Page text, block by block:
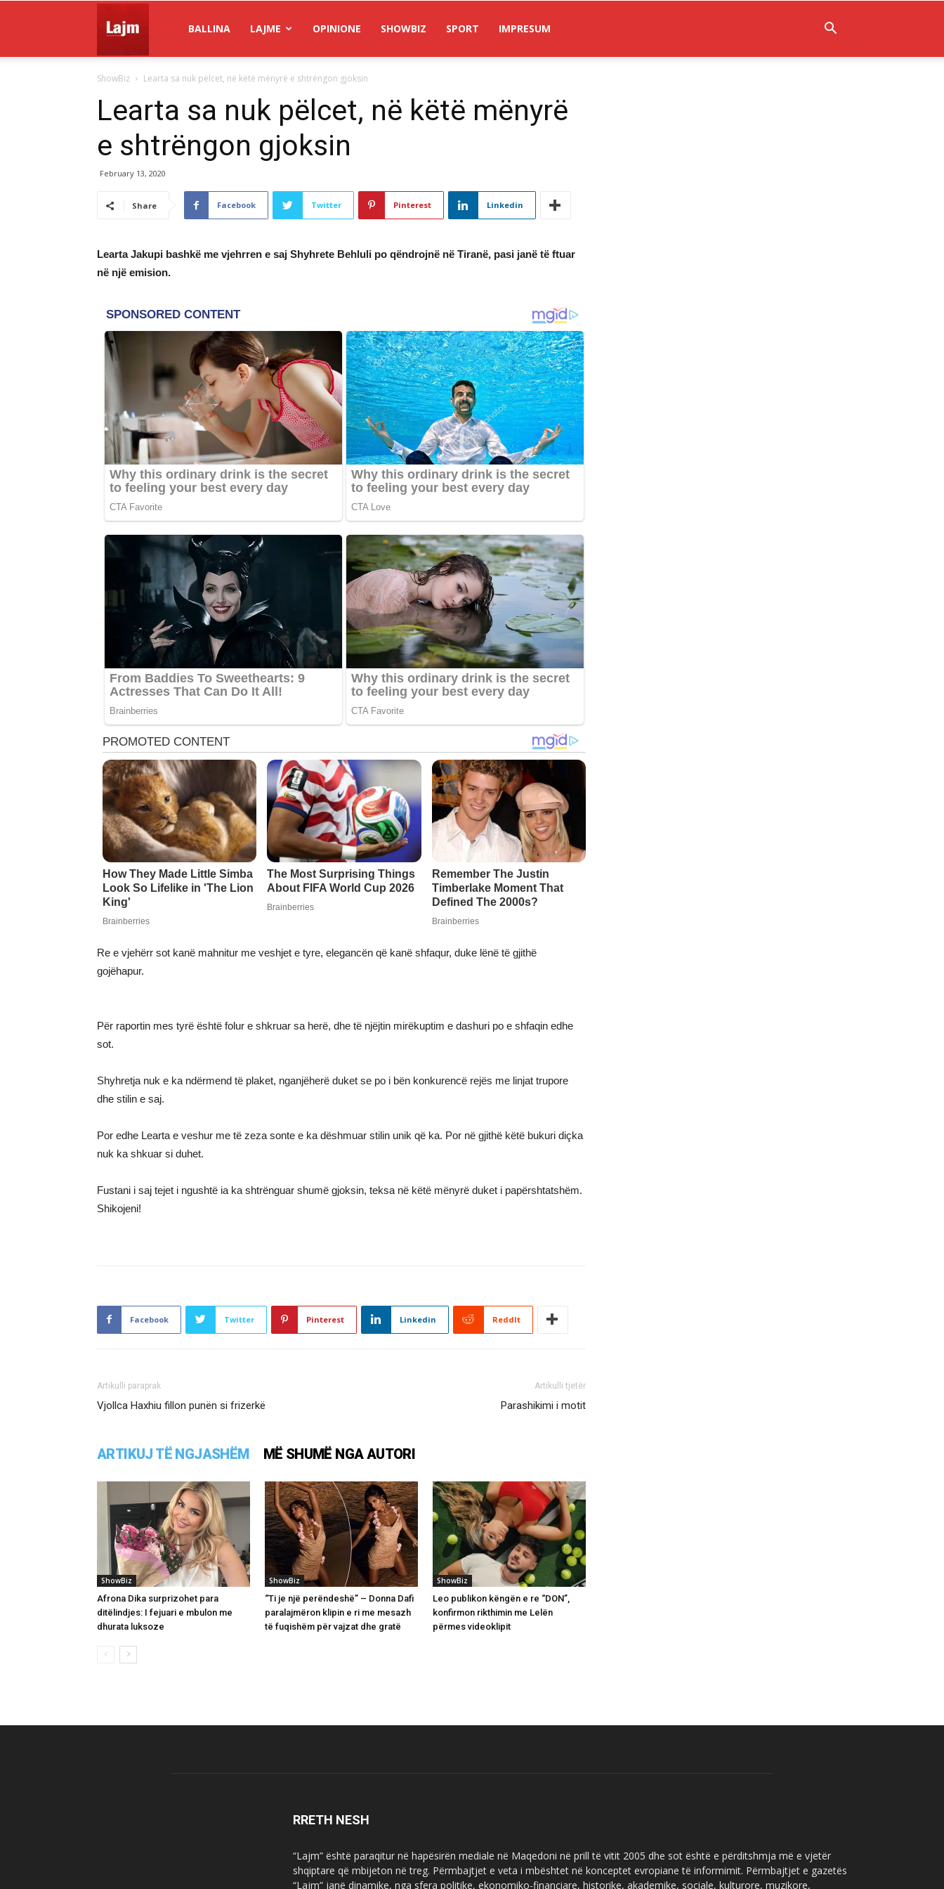
Lajm
BALLINA LAJME OPINIONE SHOWBIZ SPORT IMPRESUM
ShowBiz Learta sa nuk pëlcet, në këtë mënyrë e shtrëngon gjoksin
Learta sa nuk pëlcet, në këtë mënyrë
e shtrëngon gjoksin
February 13, 2020
Share Facebook Twitter Pinterest Linkedin
Learta Jakupi bashkë me vjehrren e saj Shyhrete Behluli po qëndrojnë në Tiranë, pasi janë të ftuar
në një emision.
Re e vjehërr sot kanë mahnitur me veshjet e tyre, elegancën që kanë shfaqur, duke lënë të gjithë
gojëhapur.
Për raportin mes tyrë është folur e shkruar sa herë, dhe të njëjtin mirëkuptim e dashuri po e shfaqin edhe
sot.
Shyhretja nuk e ka ndërmend të plaket, nganjëherë duket se po i bën konkurencë rejës me linjat trupore
dhe stilin e saj.
Por edhe Learta e veshur me të zeza sonte e ka dëshmuar stilin unik që ka. Por në gjithë këtë bukuri diçka
nuk ka shkuar si duhet.
Fustani i saj tejet i ngushtë ia ka shtrënguar shumë gjoksin, teksa në këtë mënyrë duket i papërshtatshëm.
Shikojeni!
Facebook Twitter Pinterest Linkedin ReddIt
Artikulli paraprak
Vjollca Haxhiu fillon punën si frizerkë
Artikulli tjetër
Parashikimi i motit
ARTIKUJ TË NGJASHËM MË SHUMË NGA AUTORI
ShowBiz
Afrona Dika surprizohet para
ditëlindjes: I fejuari e mbulon me
dhurata luksoze
ShowBiz
“Ti je një perëndeshë” – Donna Dafi
paralajmëron klipin e ri me mesazh
të fuqishëm për vajzat dhe gratë
ShowBiz
Leo publikon këngën e re “DON”,
konfirmon rikthimin me Lelën
përmes videoklipit
RRETH NESH
“Lajm” është paraqitur në hapësirën mediale në Maqedoni në prill të vitit 2005 dhe sot është e përditshmja më e vjetër
shqiptare që mbijeton në treg. Përmbajtjet e veta i mbështet në konceptet evropiane të informimit. Përmbajtjet e gazetës
“Lajm” janë dinamike, nga sfera politike, ekonomiko-financiare, historike, akademike, sociale, kulturore, muzikore,